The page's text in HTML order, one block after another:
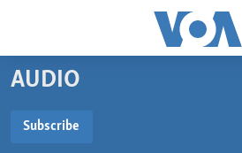
Menu
principal
MALI KURA
RADIO
AUDIO
Subscribe